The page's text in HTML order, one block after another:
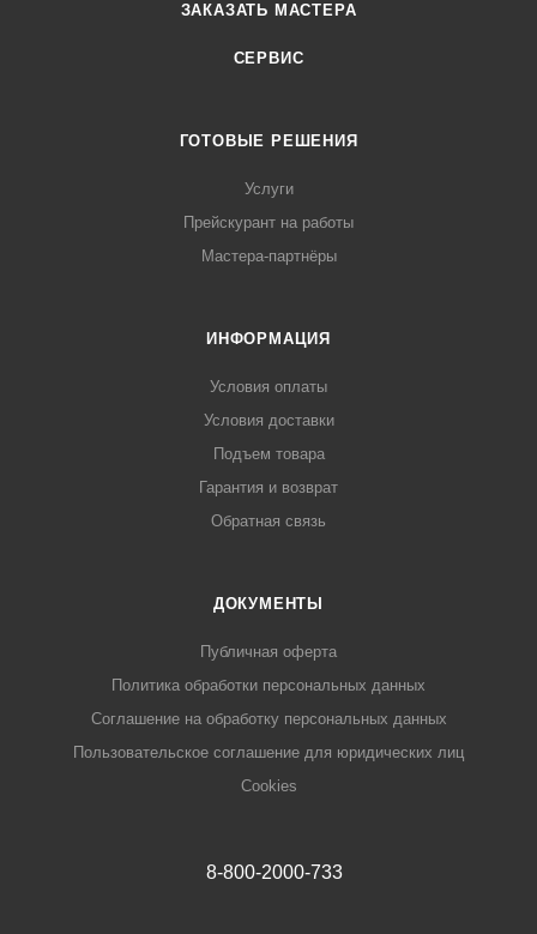
ЗАКАЗАТЬ МАСТЕРА
СЕРВИС
ГОТОВЫЕ РЕШЕНИЯ
Услуги
Прейскурант на работы
Мастера-партнёры
ИНФОРМАЦИЯ
Условия оплаты
Условия доставки
Подъем товара
Гарантия и возврат
Обратная связь
ДОКУМЕНТЫ
Публичная оферта
Политика обработки персональных данных
Соглашение на обработку персональных данных
Пользовательское соглашение для юридических лиц
Cookies
8-800-2000-733